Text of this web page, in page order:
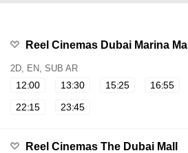
Reel Cinemas Dubai Marina Mall
2D, EN, SUB AR
12:00 13:30 15:25 16:55
22:15
23:45
Reel Cinemas The Dubai Mall